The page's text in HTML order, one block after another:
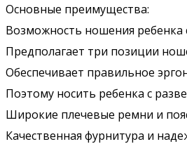
Основные преимущества:
Возможность ношения ребенка
Предполагает три позиции
Обеспечивает правильное
Поэтому носить ребенка с
Широкие плечевые ремни и
Качественная фурнитура и